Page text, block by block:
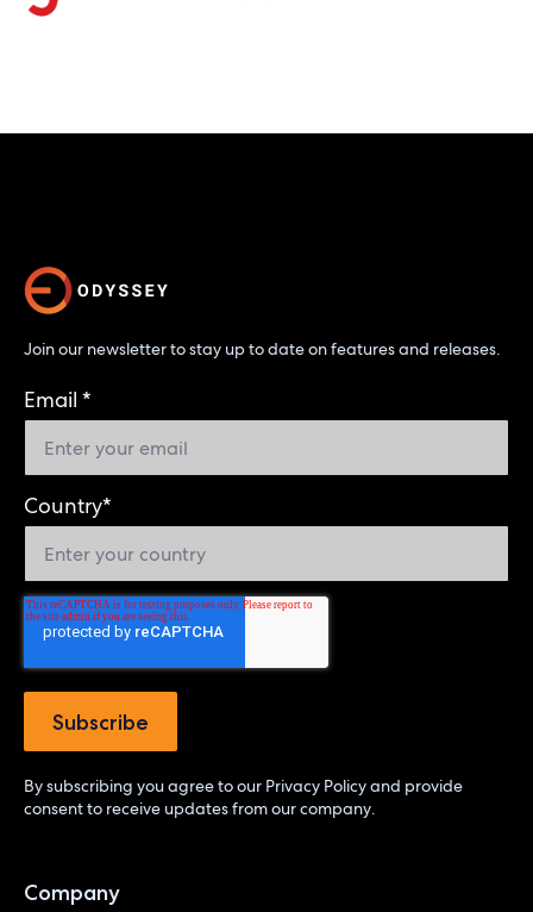
Join our newsletter to stay up to date on features and releases.
Email *
Country*
By subscribing you agree to our Privacy Policyand provide
consent to receive updates from our company.
Company